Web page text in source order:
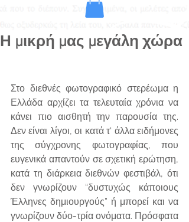
Η μικρή μας μεγάλη χώρα
Στο διεθνές φωτογραφικό στερέωμα η
Ελλάδα αρχίζει τα τελευταία χρόνια να
κάνει πιο αισθητή την παρουσία της.
Δεν είναι λίγοι, οι κατά τ' άλλα ειδήμονες
της σύγχρονης φωτογραφίας, που
ευγενικά απαντούν σε σχετική ερώτηση,
κατά τη διάρκεια διεθνών φεστιβάλ, ότι
δεν γνωρίζουν “δυστυχώς κάποιους
Έλληνες δημιουργούς” ή μπορεί και να
γνωρίζουν δύο-τρία ονόματα. Πρόσφατα